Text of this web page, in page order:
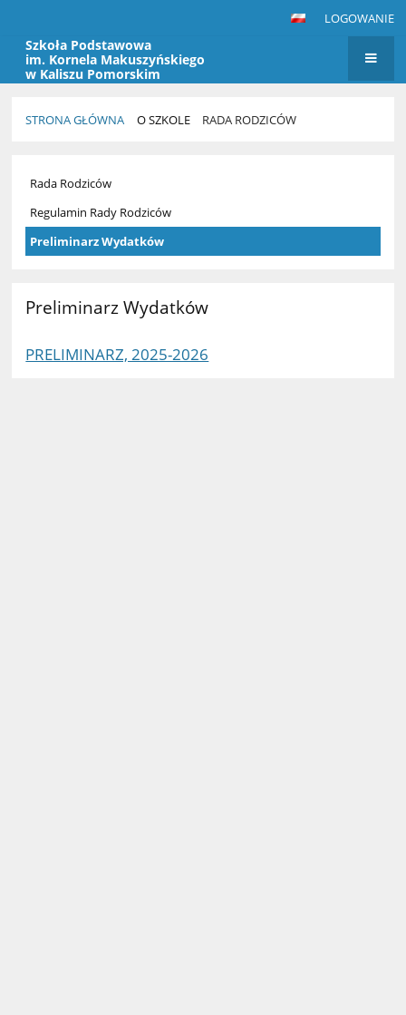
LOGOWANIE
Szkoła Podstawowa
im. Kornela Makuszyńskiego
w Kaliszu Pomorskim
STRONA GŁÓWNA O SZKOLE RADA RODZICÓW
Rodziców
Rada Rodziców
Regulamin Rady Rodziców
Preliminarz Wydatków
Preliminarz Wydatków
PRELIMINARZ, 2025-2026